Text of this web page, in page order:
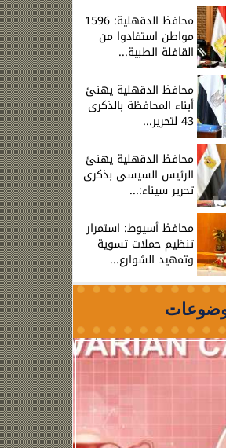
محافظ الدقهلية: 1596
مواطن استفادوا من
القافلة الطبية...
محافظ الدقهلية يهنئ
أبناء المحافظة بالذكرى
43 لتحرير...
محافظ الدقهلية يهنئ
الرئيس السيسى بذكرى
تحرير سيناء:...
محافظ أسيوط: استمرار
تنظيم حملات تسوية
وتمهيد الشوارع...